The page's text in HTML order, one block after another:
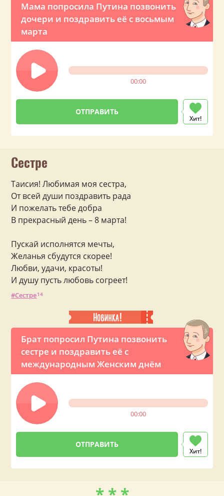
Мама попросила Путина позвонить
дочери и поздравить её с восьмым
марта
00:00
Хит!
Брат попросил Путина позвонить
сестре и поздравить её с
международным Женским днём
00:00
Хит!
Сестре
Таисия! Любимая моя сестра,
От всей души поздравить рада
И пожелать тебе добра
В прекрасный день – 8 марта!
Пускай исполнятся мечты,
Желанья сбудутся скорее!
Любви, удачи, красоты!
И душу пусть любовь согреет!
Сестре14